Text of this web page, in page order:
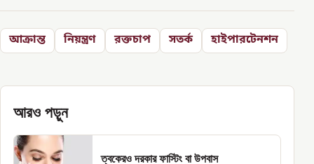
আক্রান্ত নিয়ন্ত্রণ রক্তচাপ সতর্ক হাইপারটেনশন
আরও পড়ুন
ত্বকেরও দরকার ফাস্টিং বা উপবাস